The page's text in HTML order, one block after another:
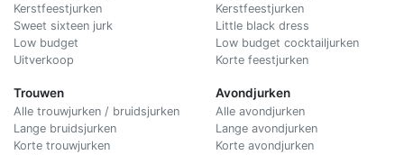
Kerstfeestjurken
Sweet sixteen jurk
Low budget
Uitverkoop
Trouwen
Alle trouwjurken / bruidsjurken
Lange bruidsjurken
Korte trouwjurken
Kerstfeestjurken
Little black dress
Low budget cocktailjurken
Korte feestjurken
Avondjurken
Alle avondjurken
Lange avondjurken
Korte avondjurken